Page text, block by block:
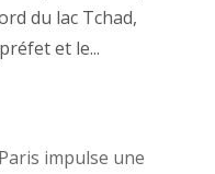
du lac Tchad,
et le...
impulse une